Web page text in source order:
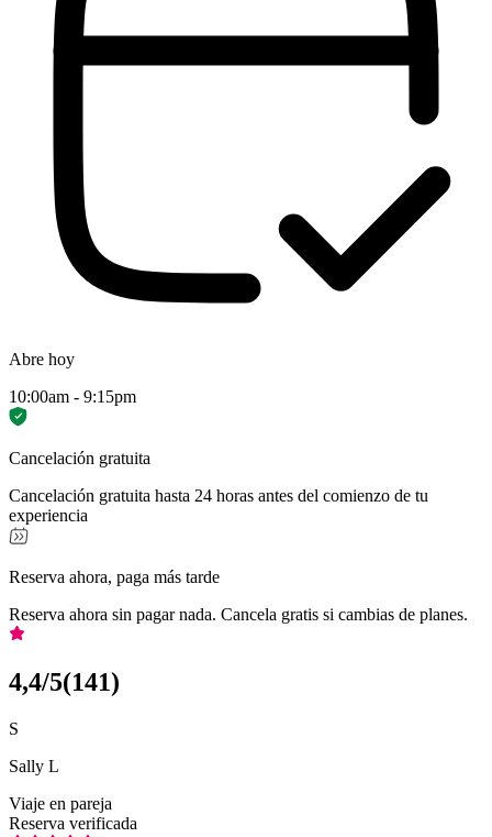
Abre hoy
10:00am - 9:15pm
Cancelación gratuita
Cancelación gratuita hasta 24 horas antes del comienzo de tu
experiencia
Reserva ahora, paga más tarde
Reserva ahora sin pagar nada. Cancela gratis si cambias de planes.
4,4/5(141)
S
Sally L
Viaje en pareja
Reserva verificada